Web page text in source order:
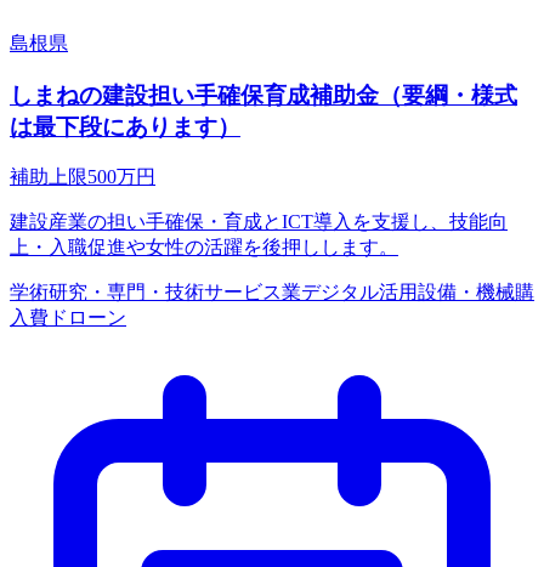
島根県
しまねの建設担い手確保育成補助金（要綱・様式
は最下段にあります）
補助上限500万円
建設産業の担い手確保・育成とICT導入を支援し、技能向
上・入職促進や女性の活躍を後押しします。
学術研究・専門・技術サービス業デジタル活用設備・機械購
入費 ドローン